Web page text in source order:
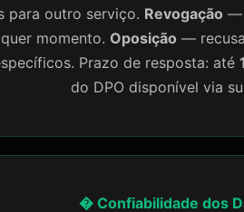
para outro serviço. Revogação —
momento. Oposição —
Prazo de resposta: até
do DPO disponível via
� Confiabilidade dos